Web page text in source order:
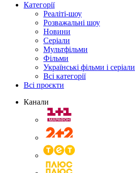
Категорії
Реаліті-шоу
Розважальні шоу
Новини
Серіали
Мультфільми
Фільми
Українські фільми і серіали
Всі категорії
Всі проєкти
Канали